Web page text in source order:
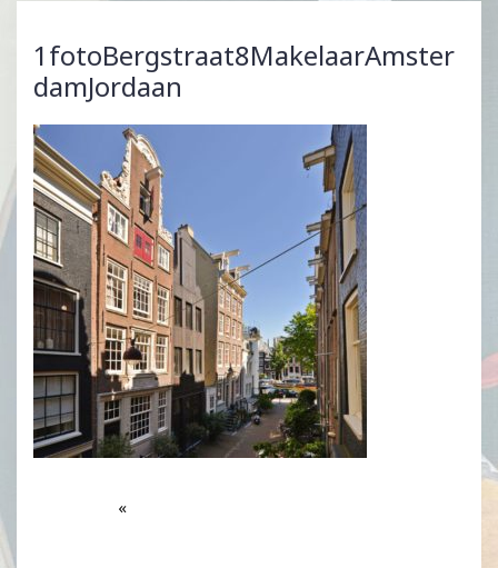
1fotoBergstraat8MakelaarAmster
damJordaan